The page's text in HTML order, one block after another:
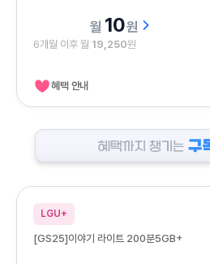
10원
6개월 이후 월 19,250원
혜택 안내
혜택까지 챙기는 구독 요금제
LGU+
[GS25]이야기 라이트 200분5GB+